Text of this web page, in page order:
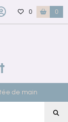
0 0
de main